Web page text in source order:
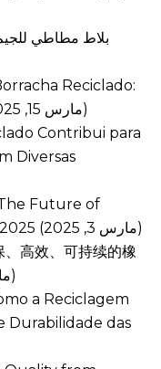
بلاط مطاطي
Reciclado:
(مارس 15, 2025)
Contribui para
Diversas
Future of
(مارس 3, 2025)
高效、可持续的橡
(مارس 2, 2025)
a Reciclagem
Durabilidade das